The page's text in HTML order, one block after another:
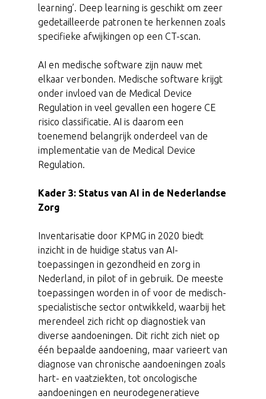
learning’. Deep learning is geschikt om zeer
gedetailleerde patronen te herkennen zoals
specifieke afwijkingen op een CT-scan.
AI en medische software zijn nauw met
elkaar verbonden. Medische software krijgt
onder invloed van de Medical Device
Regulation in veel gevallen een hogere CE
risico classificatie. AI is daarom een
toenemend belangrijk onderdeel van de
implementatie van de Medical Device
Regulation.
Kader 3: Status van AI in de Nederlandse
Zorg
Inventarisatie door KPMG in 2020 biedt
inzicht in de huidige status van AI-
toepassingen in gezondheid en zorg in
Nederland, in pilot of in gebruik. De meeste
toepassingen worden in of voor de medisch-
specialistische sector ontwikkeld, waarbij het
merendeel zich richt op diagnostiek van
diverse aandoeningen. Dit richt zich niet op
één bepaalde aandoening, maar varieert van
diagnose van chronische aandoeningen zoals
hart- en vaatziekten, tot oncologische
aandoeningen en neurodegeneratieve